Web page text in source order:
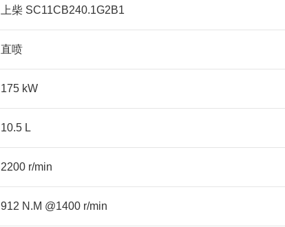
上柴 SC11CB240.1G2B1
直喷
175 kW
10.5 L
2200 r/min
912 N.M @1400 r/min